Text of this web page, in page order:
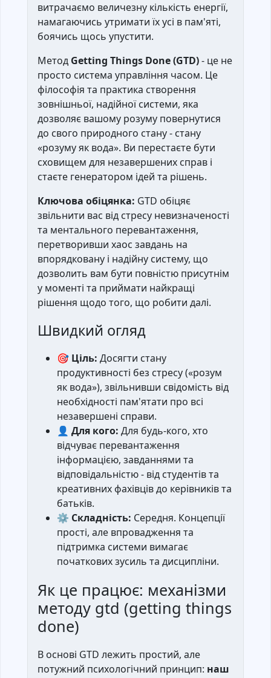
витрачаємо величезну кількість енергії,
намагаючись утримати їх усі в пам'яті,
боячись щось упустити.
Метод Getting Things Done (GTD)- це не
просто система управління часом. Це
філософія та практика створення
зовнішньої, надійної системи, яка
дозволяє вашому розуму повернутися
до свого природного стану - стану
«розуму як вода». Ви перестаєте бути
сховищем для незавершених справ і
стаєте генератором ідей та рішень.
Ключова обіцянка: GTD обіцяє
звільнити вас від стресу невизначеності
та ментального перевантаження,
перетворивши хаос завдань на
впорядковану і надійну систему, що
дозволить вам бути повністю присутнім
у моменті та приймати найкращі
рішення щодо того, що робити далі.
Швидкий огляд
🎯 Ціль: Досягти стану
продуктивності без стресу («розум
як вода»), звільнивши свідомість від
необхідності пам'ятати про всі
незавершені справи.
👤 Для кого: Для будь-кого, хто
відчуває перевантаження
інформацією, завданнями та
відповідальністю - від студентів та
креативних фахівців до керівників та
батьків.
⚙️ Складність: Середня. Концепції
прості, але впровадження та
підтримка системи вимагає
початкових зусиль та дисципліни.
Як це працює: механізми
методу gtd (getting things
done)
В основі GTD лежить простий, але
потужний психологічний принцип: наш